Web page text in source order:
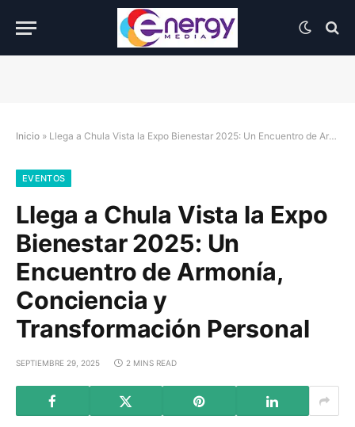
Inicio » Llega a Chula Vista la Expo Bienestar 2025: Un Encuentro de Armonía, Conciencia y Transformación Personal
EVENTOS
Llega a Chula Vista la Expo
Bienestar 2025: Un
Encuentro de Armonía,
Conciencia y
Transformación Personal
SEPTIEMBRE 29, 2025 2 MINS READ